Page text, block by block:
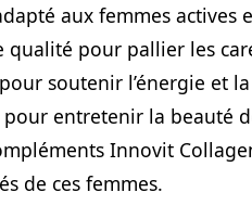
aux femmes actives
qualité pour pallier les
soutenir l’énergie et
entretenir la beauté
Innovit
de ces femmes.